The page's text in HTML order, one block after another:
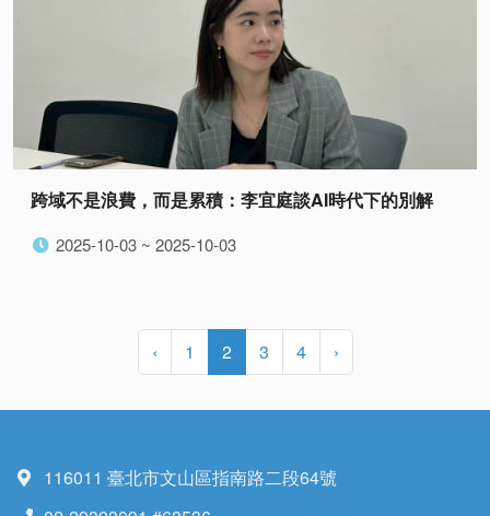
跨域不是浪費，而是累積：李宜庭談AI時代下的別解
2025-10-03 ~ 2025-10-03
‹ 1 2 3 4 ›
116011 臺北市文山區指南路二段64號